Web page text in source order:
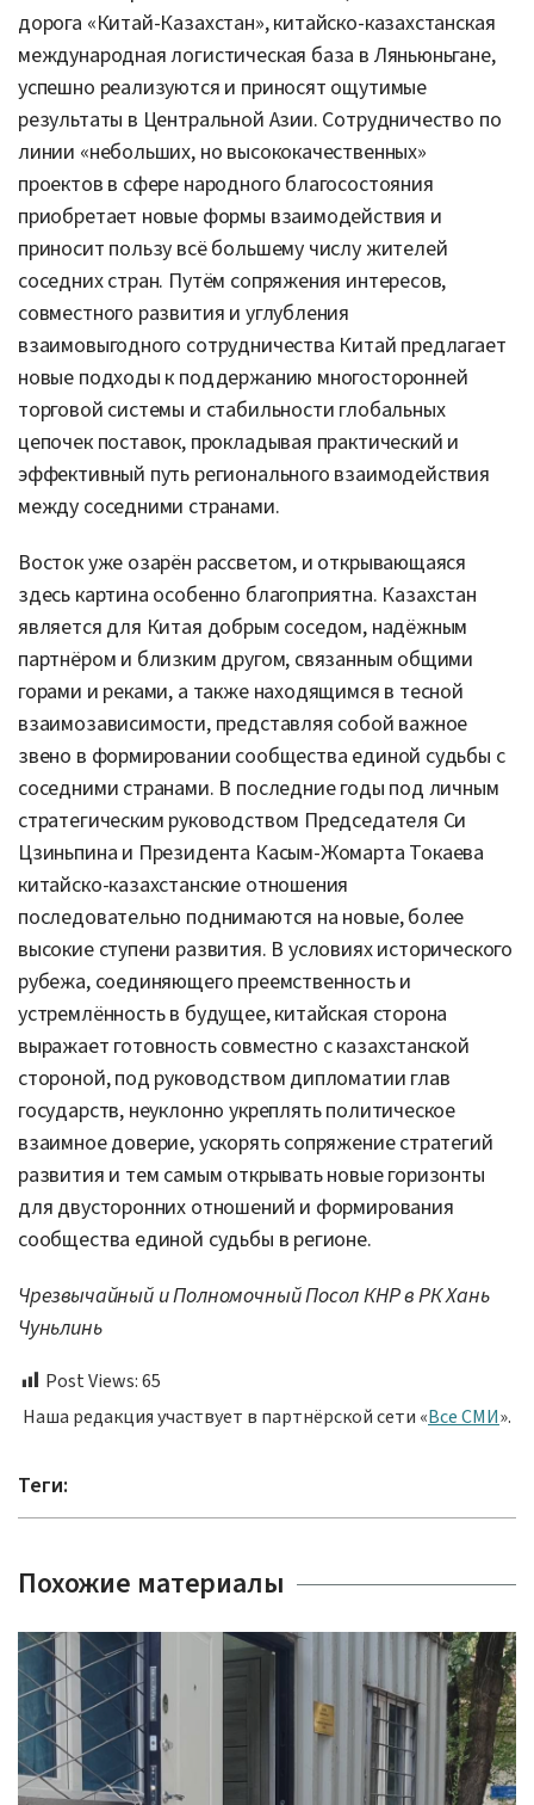
дорога «Китай-Казахстан», китайско-казахстанская
международная логистическая база в Ляньюньгане,
успешно реализуются и приносят ощутимые
результаты в Центральной Азии. Сотрудничество по
линии «небольших, но высококачественных»
проектов в сфере народного благосостояния
приобретает новые формы взаимодействия и
приносит пользу всё большему числу жителей
соседних стран. Путём сопряжения интересов,
совместного развития и углубления
взаимовыгодного сотрудничества Китай предлагает
новые подходы к поддержанию многосторонней
торговой системы и стабильности глобальных
цепочек поставок, прокладывая практический и
эффективный путь регионального взаимодействия
между соседними странами.
Восток уже озарён рассветом, и открывающаяся
здесь картина особенно благоприятна. Казахстан
является для Китая добрым соседом, надёжным
партнёром и близким другом, связанным общими
горами и реками, а также находящимся в тесной
взаимозависимости, представляя собой важное
звено в формировании сообщества единой судьбы с
соседними странами. В последние годы под личным
стратегическим руководством Председателя Си
Цзиньпина и Президента Касым-Жомарта Токаева
китайско-казахстанские отношения
последовательно поднимаются на новые, более
высокие ступени развития. В условиях исторического
рубежа, соединяющего преемственность и
устремлённость в будущее, китайская сторона
выражает готовность совместно с казахстанской
стороной, под руководством дипломатии глав
государств, неуклонно укреплять политическое
взаимное доверие, ускорять сопряжение стратегий
развития и тем самым открывать новые горизонты
для двусторонних отношений и формирования
сообщества единой судьбы в регионе.
Чрезвычайный и Полномочный Посол КНР в РК Хань
Чуньлинь
Post Views:65
Наша редакция участвует в партнёрской сети «Все СМИ».
Теги:
Похожие материалы